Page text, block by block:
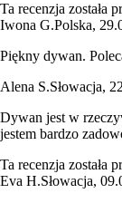
Ta recenzja została
Iwona G.Polska,
Piękny dywan.
Alena S.Słowacja,
Dywan jest w
jestem bardzo
Ta recenzja została
Eva H.Słowacja,